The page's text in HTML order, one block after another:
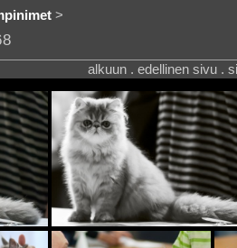
>
alkuun . edellinen sivu .